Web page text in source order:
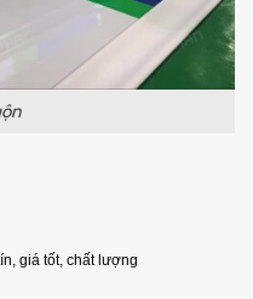
giá tốt, chất lượng